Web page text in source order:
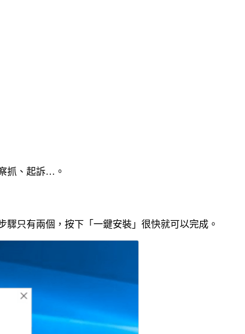
抓、起訴…。
只有兩個，按下「一鍵安裝」很快就可以完成。